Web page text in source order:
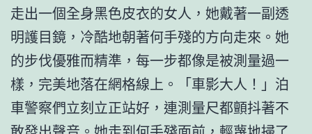
走出一個全身黑色皮衣的女人，她戴著一副透
明護目鏡，冷酷地朝著何手殘的方向走來。她
的步伐優雅而精準，每一步都像是被測量過一
樣，完美地落在網格線上。「車影大人！」泊
車警察們立刻立正站好，連測量尺都顫抖著不